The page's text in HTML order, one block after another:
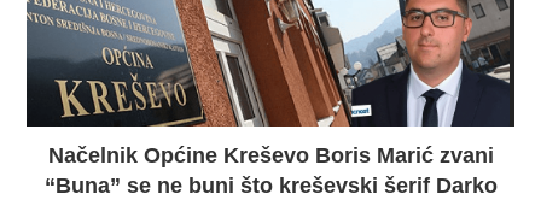
Načelnik Općine Kreševo Boris Marić zvani
“Buna” se ne buni što kreševski šerif Darko